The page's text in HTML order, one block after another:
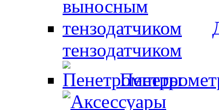
тензодатчиком